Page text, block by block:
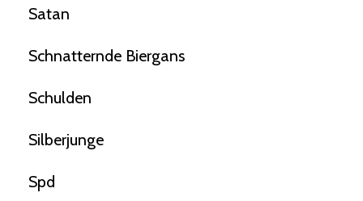
Satan
Schnatternde Biergans
Schulden
Silberjunge
Spd